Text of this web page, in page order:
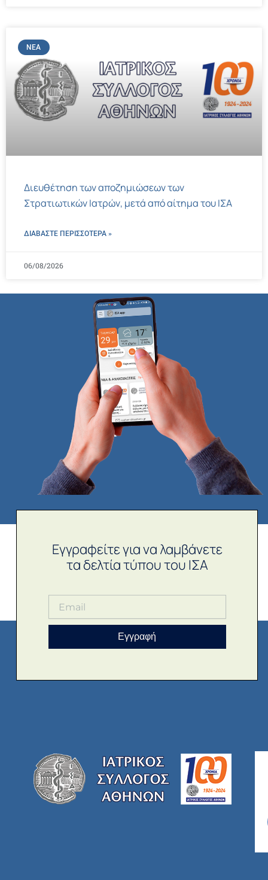
ΝΈΑ
Διευθέτηση των αποζημιώσεων των
Στρατιωτικών Ιατρών, μετά από αίτημα του ΙΣΑ
ΔΙΑΒΑΣΤΕ ΠΕΡΙΣΣΌΤΕΡΑ »
06/08/2026
Εγγραφείτε για να λαμβάνετε
τα δελτία τύπου του ΙΣΑ
Εγγραφή